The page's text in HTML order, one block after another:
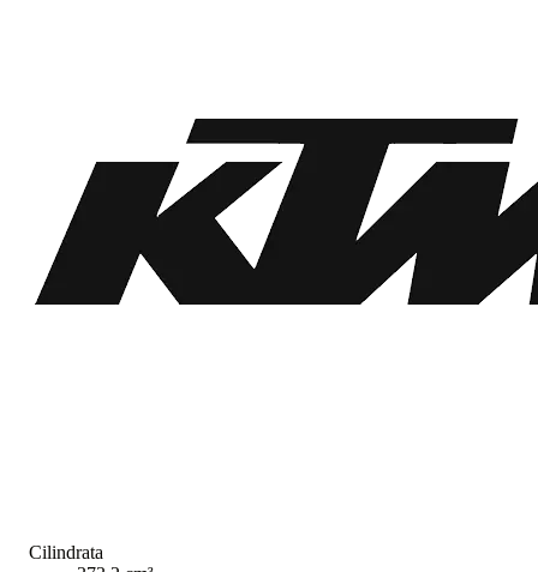
Cilindrata